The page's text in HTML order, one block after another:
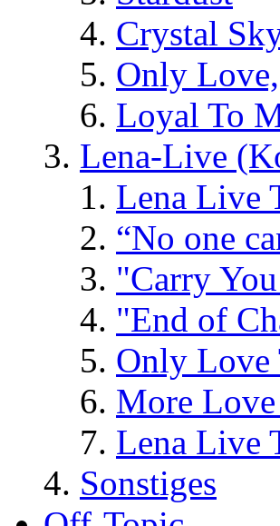
Crystal
Only
Loyal To
Lena-Live
Lena Live
“No one
"Carry
"End of
Only Love
More
Lena Live
Sonstiges